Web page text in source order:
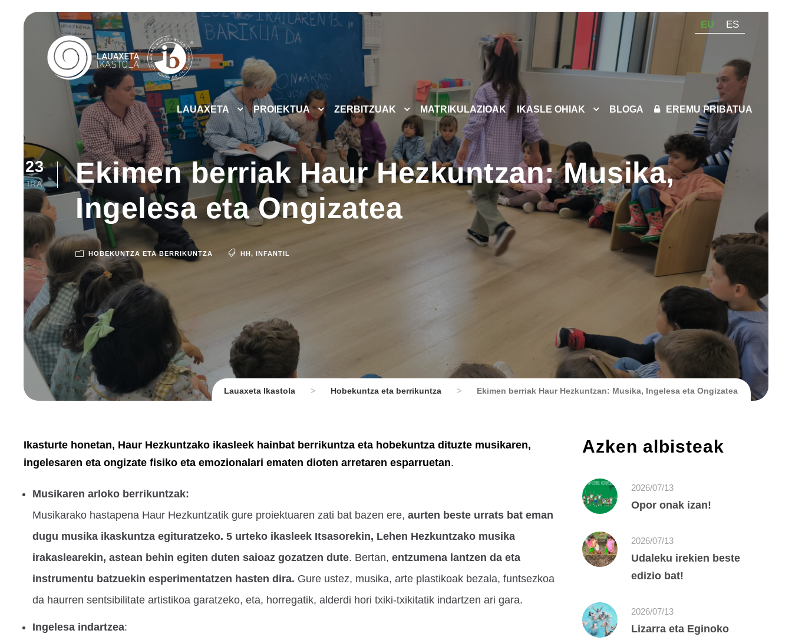
EU ES
LAUAXETA PROIEKTUA ZERBITZUAK MATRIKULAZIOAK IKASLE OHIAK BLOGA EREMU PRIBATUA
23
IRA
Ekimen berriak Haur Hezkuntzan: Musika,
Ingelesa eta Ongizatea
HOBEKUNTZA ETA BERRIKUNTZA HH, INFANTIL
Lauaxeta Ikastola > Hobekuntza eta berrikuntza > Ekimen berriak Haur Hezkuntzan: Musika, Ingelesa eta Ongizatea
Ikasturte honetan, Haur Hezkuntzako ikasleek hainbat berrikuntza eta hobekuntza dituzte musikaren,
ingelesaren eta ongizate fisiko eta emozionalari ematen dioten arretaren esparruetan.
Musikaren arloko berrikuntzak:
Musikarako hastapena Haur Hezkuntzatik gure proiektuaren zati bat bazen ere, aurten beste urrats bat eman
dugu musika ikaskuntza egituratzeko. 5 urteko ikasleek Itsasorekin, Lehen Hezkuntzako musika
irakaslearekin, astean behin egiten duten saioaz gozatzen dute. Bertan, entzumena lantzen da eta
instrumentu batzuekin esperimentatzen hasten dira. Gure ustez, musika, arte plastikoak bezala, funtsezkoa
da haurren sentsibilitate artistikoa garatzeko, eta, horregatik, alderdi hori txiki-txikitatik indartzen ari gara.
Ingelesa indartzea:
Azken albisteak
2026/07/13
Opor onak izan!
2026/07/13
Udaleku irekien beste
edizio bat!
2026/07/13
Lizarra eta Eginoko